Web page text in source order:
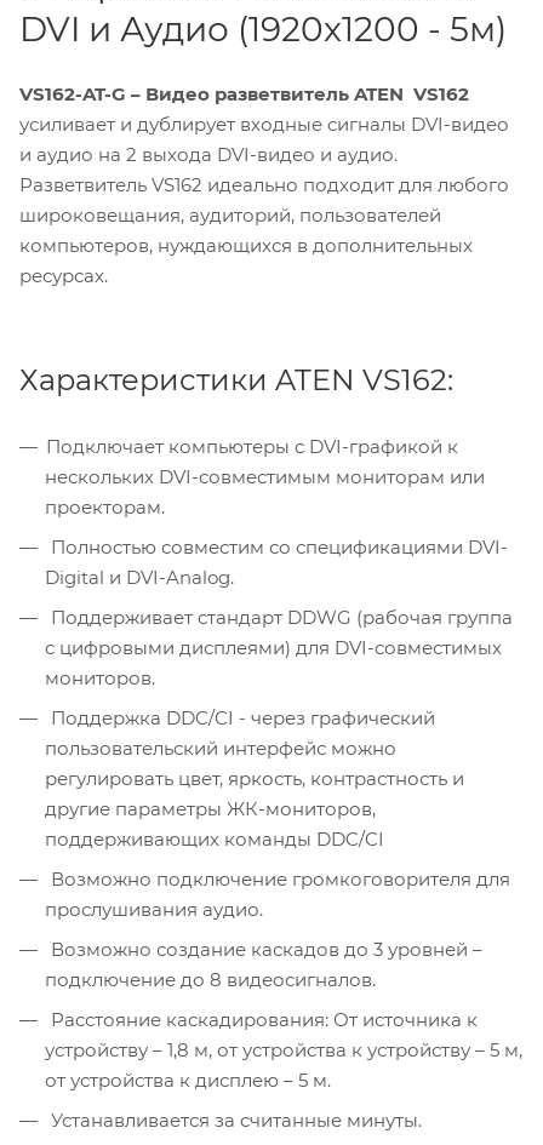
DVI и Аудио (1920x1200 - 5м)
VS162-AT-G – Видео разветвитель ATEN VS162
усиливает и дублирует входные сигналы DVI-видео
и аудио на 2 выхода DVI-видео и аудио.
Разветвитель VS162 идеально подходит для любого
широковещания, аудиторий, пользователей
компьютеров, нуждающихся в дополнительных
ресурсах.
Характеристики ATEN VS162:
Подключает компьютеры с DVI-графикой к
нескольких DVI-совместимым мониторам или
проекторам.
Полностью совместим со спецификациями DVI-
Digital и DVI-Analog.
Поддерживает стандарт DDWG (рабочая группа
с цифровыми дисплеями) для DVI-совместимых
мониторов.
Поддержка DDC/CI - через графический
пользовательский интерфейс можно
регулировать цвет, яркость, контрастность и
другие параметры ЖК-мониторов,
поддерживающих команды DDC/CI
Возможно подключение громкоговорителя для
прослушивания аудио.
Возможно создание каскадов до 3 уровней –
подключение до 8 видеосигналов.
Расстояние каскадирования: От источника к
устройству – 1,8 м, от устройства к устройству – 5 м,
от устройства к дисплею – 5 м.
Устанавливается за считанные минуты.